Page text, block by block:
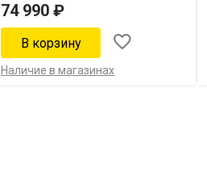
74 990 ₽
Наличие в магазинах